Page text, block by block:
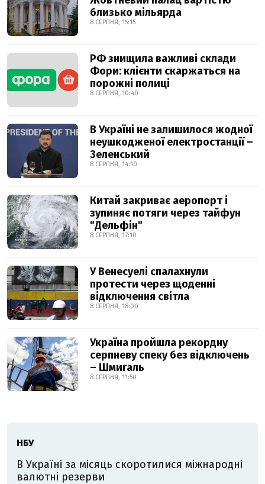
близько мільярда
8 СЕРПНЯ, 15:15
РФ знищила важливі склади
Фори: клієнти скаржаться на
порожні полиці
8 СЕРПНЯ, 10:40
В Україні не залишилося жодної
неушкодженої електростанції –
Зеленський
8 СЕРПНЯ, 14:10
Китай закриває аеропорт і
зупиняє потяги через тайфун
"Дельфін"
8 СЕРПНЯ, 17:10
У Венесуелі спалахнули
протести через щоденні
відключення світла
8 СЕРПНЯ, 18:00
Україна пройшла рекордну
серпневу спеку без відключень
– Шмигаль
8 СЕРПНЯ, 11:50
НБУ
В Україні за місяць скоротилися міжнародні
валютні резерви